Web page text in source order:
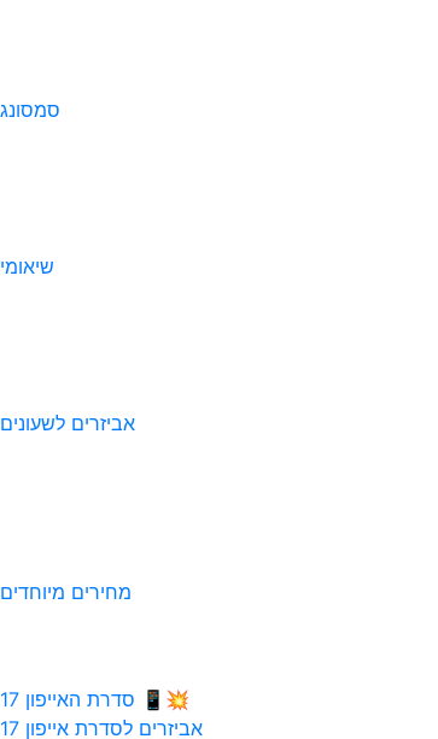
סמסונג
שיאומי
אביזרים לשעונים
מחירים מיוחדים
💥📱 סדרת האייפון 17
אביזרים לסדרת אייפון 17